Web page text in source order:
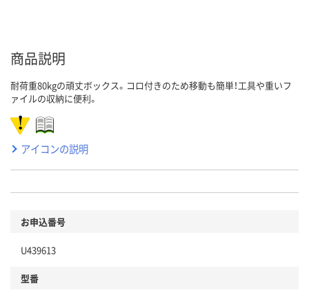
商品説明
耐荷重80kgの頑丈ボックス。コロ付きのため移動も簡単！工具や重いフ
ァイルの収納に便利。
アイコンの説明
お申込番号
U439613
型番